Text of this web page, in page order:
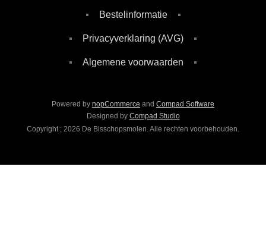
Bestelinformatie
Privacyverklaring (AVG)
Algemene voorwaarden
Powered by nopCommerce and Compad Software
Designed by Compad Studio
Copyright ; 2026 De Bisschopsmolen. Alle rechten voorbehouden.